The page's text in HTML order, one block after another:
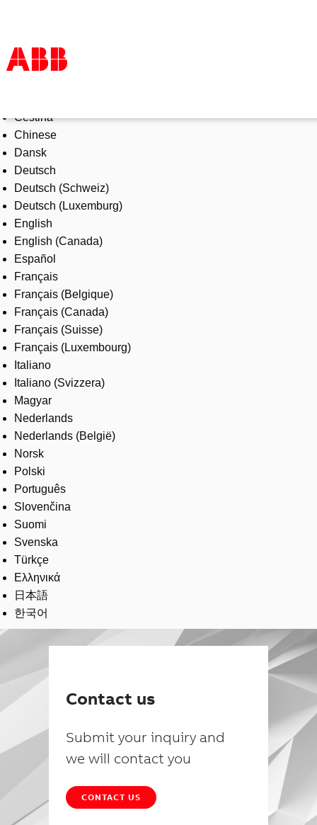
Products & Solutions
Industries
Services
About us
Where to buy
Contact us
Careers
Čeština
Chinese
Dansk
Deutsch
Deutsch (Schweiz)
Deutsch (Luxemburg)
English
English (Canada)
Español
Français
Français (Belgique)
Français (Canada)
Français (Suisse)
Français (Luxembourg)
Italiano
Italiano (Svizzera)
Magyar
Nederlands
Nederlands (België)
Norsk
Polski
Português
Slovenčina
Suomi
Svenska
Türkçe
Ελληνικά
日本語
한국어
Contact us
Submit your inquiry and
we will contact you
CONTACT US